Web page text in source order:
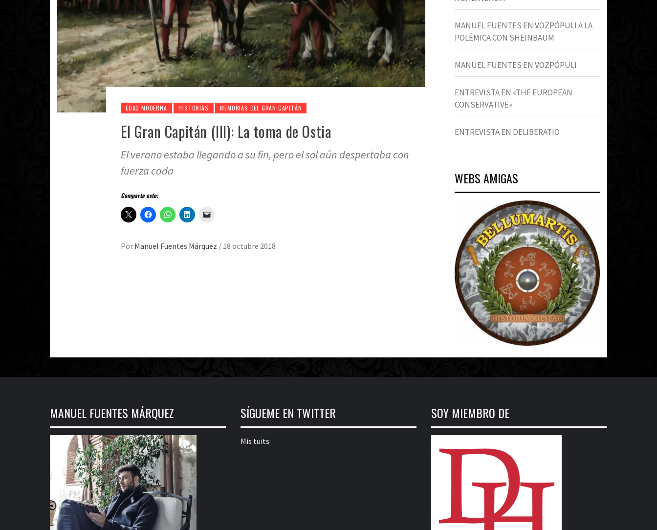
EDAD MODERNA HISTORIAS MEMORIAS DEL GRAN CAPITÁN
El Gran Capitán (III): La toma de Ostia
El verano estaba llegando a su fin, pero el sol aún despertaba con
fuerza cada
Comparte esto:
Por Manuel Fuentes Márquez / 18 octubre 2018
MANUEL FUENTES EN VOZPÓPULI A LA
POLÉMICA CON SHEINBAUM
MANUEL FUENTES EN VOZPÓPULI
ENTREVISTA EN «THE EUROPEAN
CONSERVATIVE»
ENTREVISTA EN DELIBERATIO
WEBS AMIGAS
MANUEL FUENTES MÁRQUEZ SÍGUEME EN TWITTER
Mis tuits
SOY MIEMBRO DE